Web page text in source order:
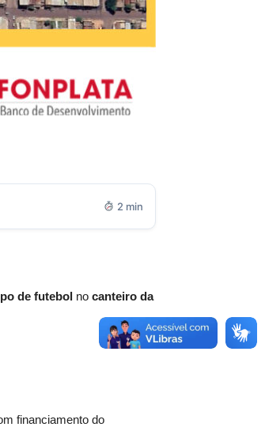
2 min
de futebol no canteiro da
financiamento do